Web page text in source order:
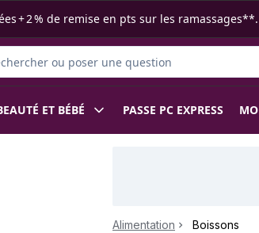
+ 2 % de remise en pts sur les
des produits
ET BÉBÉ PASSE PC EXPRESS
Alimentation Boissons